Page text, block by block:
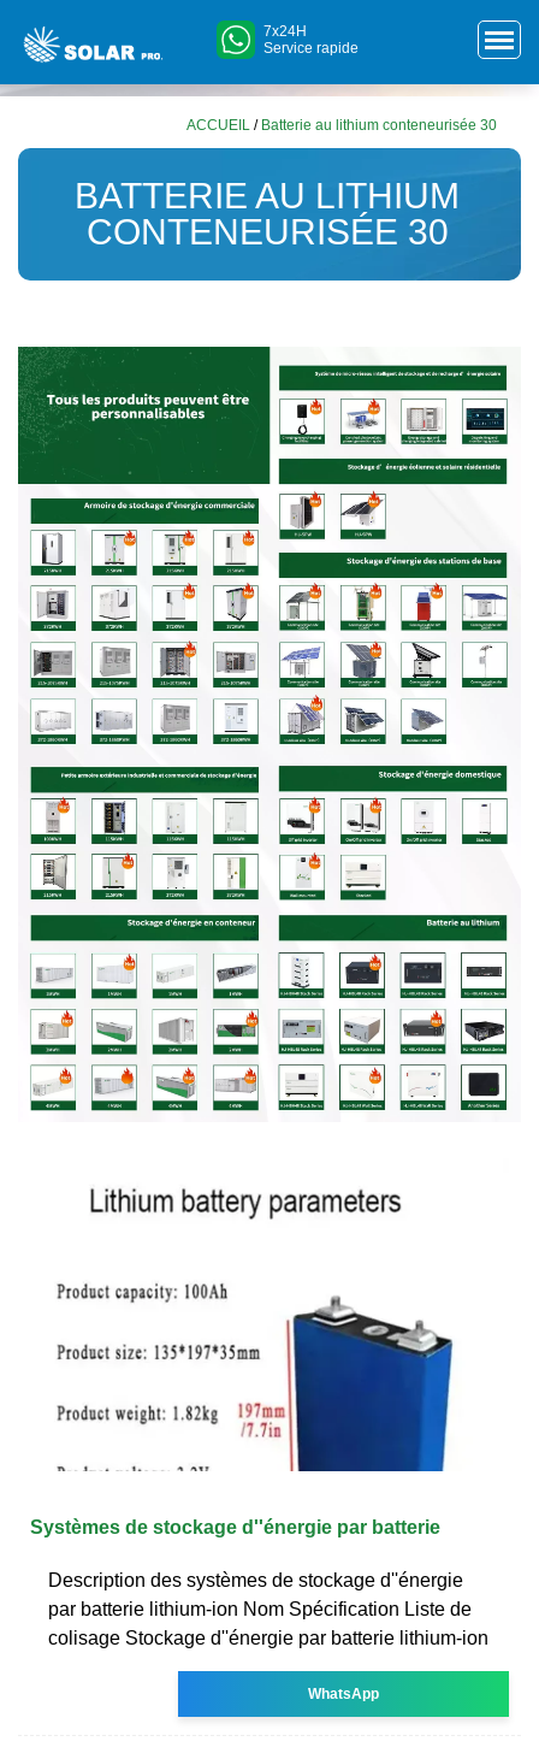
7x24H
Service rapide
ACCUEIL / Batterie au lithium conteneurisée 30
BATTERIE AU LITHIUM
CONTENEURISÉE 30
Systèmes de stockage d''énergie par batterie
Description des systèmes de stockage d''énergie
par batterie lithium-ion Nom Spécification Liste de
colisage Stockage d''énergie par batterie lithium-ion
WhatsApp